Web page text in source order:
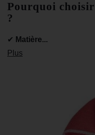
Pourquoi
?
✔ Matière...
Plus